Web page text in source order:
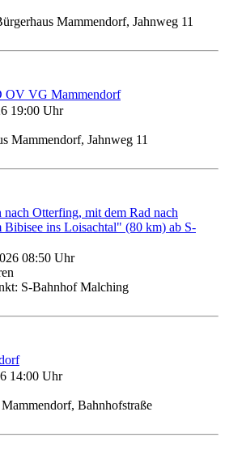
Mammendorf, Jahnweg 11
OV VG Mammendorf
19:00 Uhr
Mammendorf, Jahnweg 11
Otterfing, mit dem Rad nach
Bibisee ins Loisachtal" (80 km) ab S-
08:50 Uhr
S-Bahnhof Malching
14:00 Uhr
Bahnhofstraße